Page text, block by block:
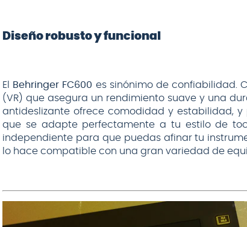
Diseño robusto y funcional
El Behringer FC600 es sinónimo de confiabilidad.
(VR) que asegura un rendimiento suave y una
antideslizante ofrece comodidad y estabilidad,
que se adapte perfectamente a tu estilo de
independiente para que puedas afinar tu
lo hace compatible con una gran variedad de